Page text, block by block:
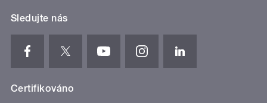
Sledujte nás
Certifikováno